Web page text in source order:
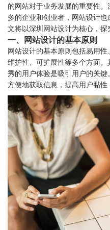
的网站对于业务发展的重要性
多的企业和创业者，网站设计
文将以深圳网站设计为核心，探
一、网站设计的基本原则
网站设计的基本原则包括易用
维护性、可扩展性等多个方面
秀的用户体验是吸引用户的关
方便地获取信息，提高用户黏性